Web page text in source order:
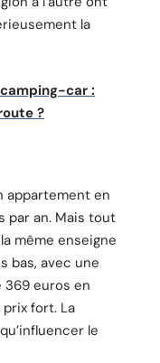
la
car :
?
appartement en
par an. Mais tout
même enseigne
bas, avec une
369 euros en
fort. La
le